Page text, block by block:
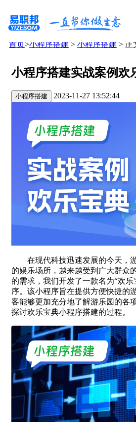
首页>小程序搭建 > 小程序搭建 > 正
小程序搭建实战案例欢
小程序搭建 2023-11-27 13:52:44
在现代科技迅速发展的今天，
的娱乐场所，越来越受到广大群众
的需求，我们开发了一款名为“欢乐
序。该小程序旨在提供方便快捷的
客能够更加充分地了解游乐园的各
探讨欢乐宝典小程序搭建的过程。